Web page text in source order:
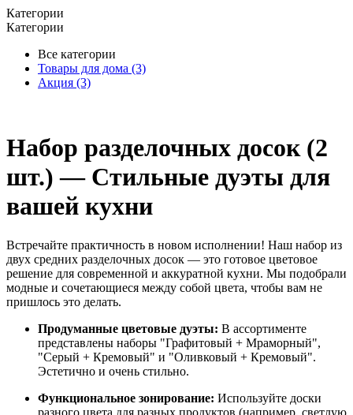
Категории
Категории
Все категории
Товары для дома (3)
Акция (3)
Набор разделочных досок (2
шт.) — Стильные дуэты для
вашей кухни
Встречайте практичность в новом исполнении! Наш набор из
двух средних разделочных досок — это готовое цветовое
решение для современной и аккуратной кухни. Мы подобрали
модные и сочетающиеся между собой цвета, чтобы вам не
пришлось это делать.
Продуманные цветовые дуэты: В ассортименте
представлены наборы "Графитовый + Мраморный",
"Серый + Кремовый" и "Оливковый + Кремовый".
Эстетично и очень стильно.
Функциональное зонирование: Используйте доски
разного цвета для разных продуктов (например, светлую